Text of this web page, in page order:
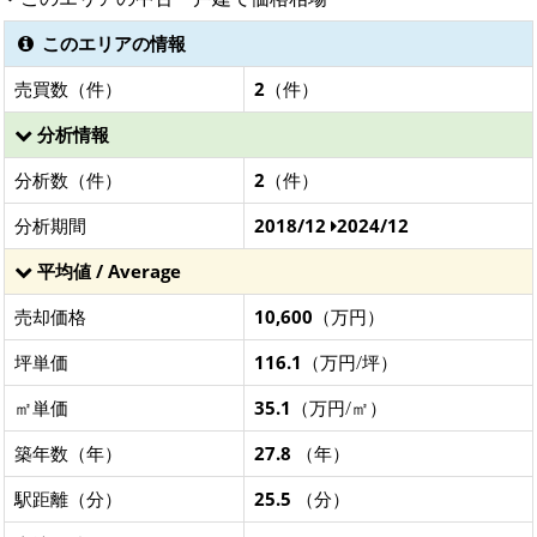
このエリアの情報
売買数（件）
2 （件）
分析情報
分析数（件）
2 （件）
分析期間
2018/12 2024/12
平均値 / Average
売却価格
10,600 （万円）
坪単価
116.1 （万円/坪）
㎡単価
35.1 （万円/㎡）
築年数（年）
27.8 （年）
駅距離（分）
25.5 （分）